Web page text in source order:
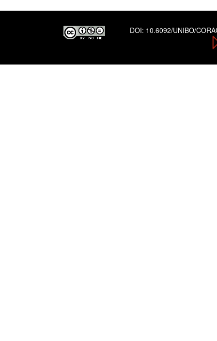
DOI: 10.6092/UNIBO/